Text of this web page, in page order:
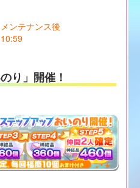
ンテナンス後
り」開催！